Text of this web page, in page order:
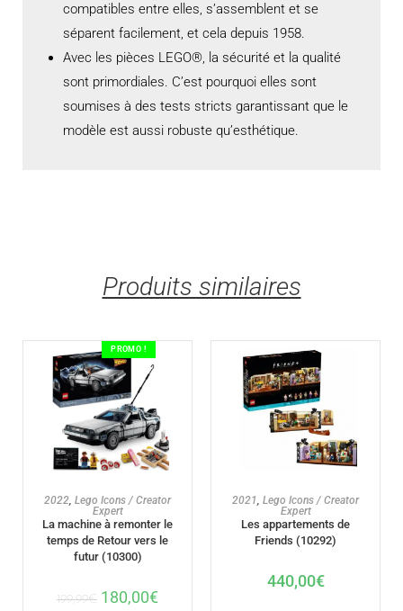
compatibles entre elles, s’assemblent et se
séparent facilement, et cela depuis 1958.
Avec les pièces LEGO®, la sécurité et la qualité
sont primordiales. C’est pourquoi elles sont
soumises à des tests stricts garantissant que le
modèle est aussi robuste qu’esthétique.
Produits similaires
PROMO !
AJOUTER AU PANIER
2022, Lego Icons / Creator
Expert
La machine à remonter le
temps de Retour vers le
futur (10300)
199,99€ 180,00€
AJOUTER AU PANIER
2021, Lego Icons / Creator
Expert
Les appartements de
Friends (10292)
440,00€